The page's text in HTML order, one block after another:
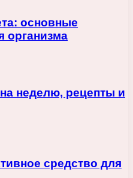
основные
организма
неделю, рецепты и
средство для